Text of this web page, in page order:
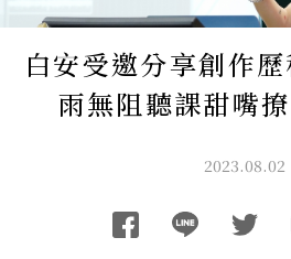
白安受邀分享創作
雨無阻聽課甜嘴撩
2023.08.02